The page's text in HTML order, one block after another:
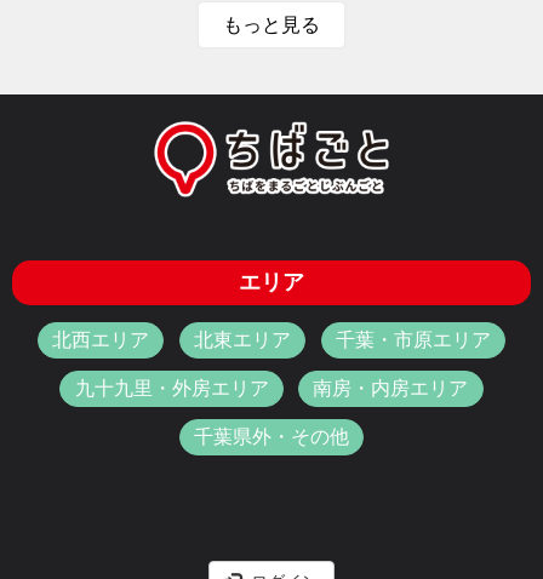
もっと見る
エリア
北西エリア 北東エリア 千葉・市原エリア
九十九里・外房エリア 南房・内房エリア
千葉県外・その他